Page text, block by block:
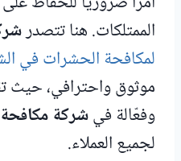
الممتلكات. هنا تتصدر
لمكافحة الحشرات في
موثوق واحترافي، حيث
وفعّالة فيشركة مكافحة
لجميع العملاء.